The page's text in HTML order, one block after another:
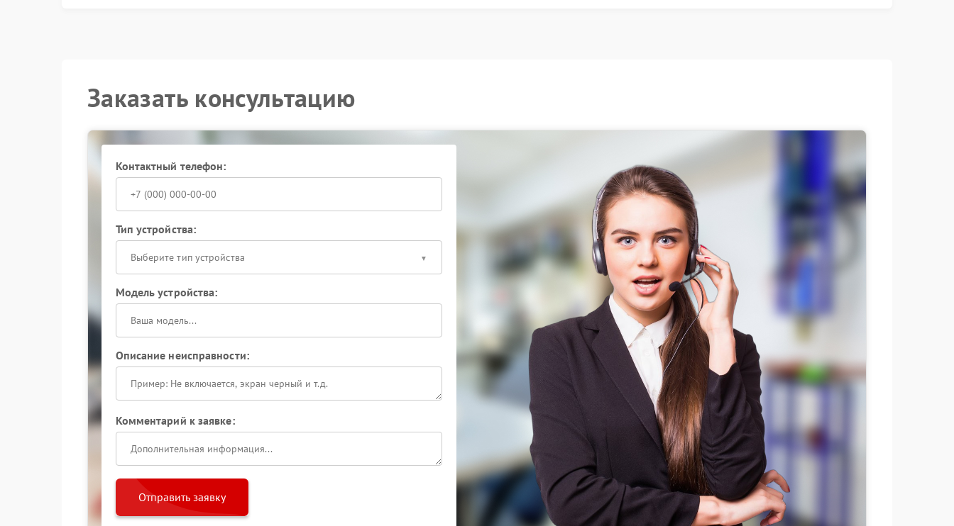
Заказать консультацию
Контактный телефон:
Тип устройства:
Выберите тип устройства
Модель устройства:
Описание неисправности:
Комментарий к заявке:
Отправить заявку